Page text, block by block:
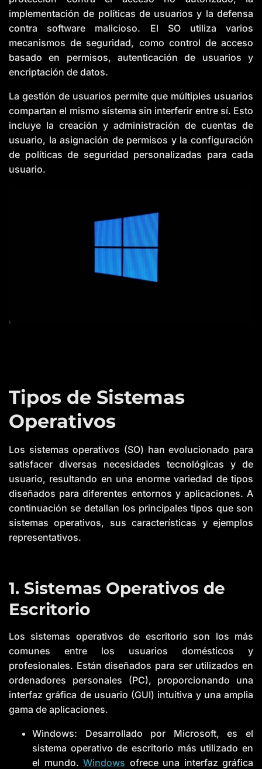
implementación de políticas de usuarios y la defensa
contra software malicioso. El SO utiliza varios
mecanismos de seguridad, como control de acceso
basado en permisos, autenticación de usuarios y
encriptación de datos.
La gestión de usuarios permite que múltiples usuarios
compartan el mismo sistema sin interferir entre sí. Esto
incluye la creación y administración de cuentas de
usuario, la asignación de permisos y la configuración
de políticas de seguridad personalizadas para cada
usuario.
Tipos de Sistemas
Operativos
Los sistemas operativos (SO) han evolucionado para
satisfacer diversas necesidades tecnológicas y de
usuario, resultando en una enorme variedad de tipos
diseñados para diferentes entornos y aplicaciones. A
continuación se detallan los principales tipos que son
sistemas operativos, sus características y ejemplos
representativos.
1. Sistemas Operativos de
Escritorio
Los sistemas operativos de escritorio son los más
comunes entre los usuarios domésticos y
profesionales. Están diseñados para ser utilizados en
ordenadores personales (PC), proporcionando una
interfaz gráfica de usuario (GUI) intuitiva y una amplia
gama de aplicaciones.
Windows: Desarrollado por Microsoft, es el
sistema operativo de escritorio más utilizado en
el mundo. Windows ofrece una interfaz gráfica